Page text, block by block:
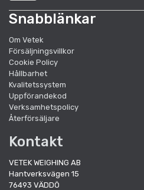
Snabblänkar
Om Vetek
Försäljningsvillkor
Cookie Policy
Hållbarhet
Kvalitetssystem
Uppförandekod
Verksamhetspolicy
Återförsäljare
Kontakt
VETEK WEIGHING AB
Hantverksvägen 15
76493 VÄDDÖ